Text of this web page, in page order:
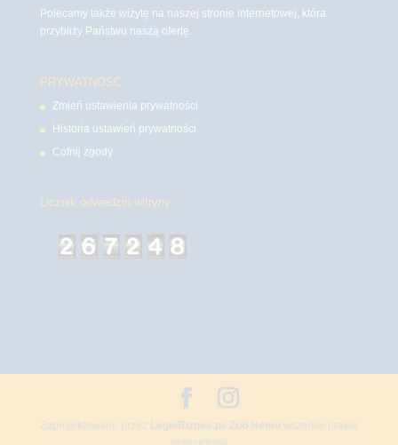
Polecamy także wizytę na naszej stronie internetowej, która
przybliży Państwu naszą ofertę.
PRYWATNOŚĆ
Zmień ustawienia prywatności
Historia ustawień prywatności
Cofnij zgody
Licznik odwiedzin witryny
Zaprojektowane przez LegioBiznes.pl / Zoo Nemowszelkie prawa